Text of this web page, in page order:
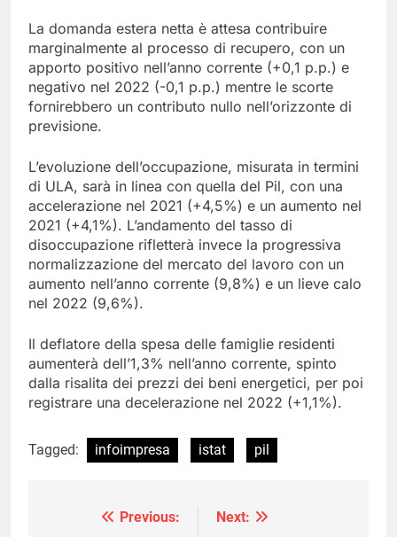
La domanda estera netta è attesa contribuire
marginalmente al processo di recupero, con un
apporto positivo nell’anno corrente (+0,1 p.p.) e
negativo nel 2022 (-0,1 p.p.) mentre le scorte
fornirebbero un contributo nullo nell’orizzonte di
previsione.
L’evoluzione dell’occupazione, misurata in termini
di ULA, sarà in linea con quella del Pil, con una
accelerazione nel 2021 (+4,5%) e un aumento nel
2021 (+4,1%). L’andamento del tasso di
disoccupazione rifletterà invece la progressiva
normalizzazione del mercato del lavoro con un
aumento nell’anno corrente (9,8%) e un lieve calo
nel 2022 (9,6%).
Il deflatore della spesa delle famiglie residenti
aumenterà dell’1,3% nell’anno corrente, spinto
dalla risalita dei prezzi dei beni energetici, per poi
registrare una decelerazione nel 2022 (+1,1%).
Tagged: infoimpresa istat pil
Navigazione
Previous:
Next: